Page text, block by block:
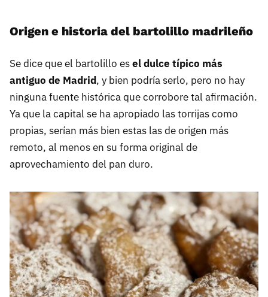
Origen e historia del bartolillo madrileño
Se dice que el bartolillo esel dulce típico más
antiguo de Madrid, y bien podría serlo, pero no hay
ninguna fuente histórica que corrobore tal afirmación.
Ya que la capital se ha apropiado las torrijas como
propias, serían más bien estas las de origen más
remoto, al menos en su forma original de
aprovechamiento del pan duro.